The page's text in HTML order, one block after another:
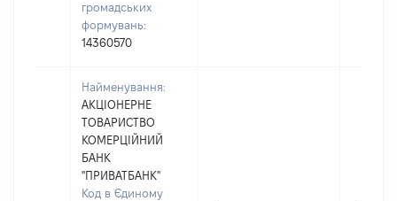
громадських
формувань:
14360570
Найменування:
АКЦІОНЕРНЕ
ТОВАРИСТВО
КОМЕРЦІЙНИЙ
БАНК
"ПРИВАТБАНК"
Код в Єдиному